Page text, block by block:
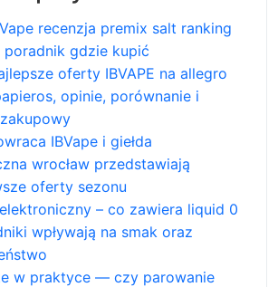
recenzja premix salt ranking
poradnik gdzie kupić
oferty IBVAPE na allegro
opinie, porównanie i
IBVape i giełda
wrocław przedstawiają
oferty sezonu
– co zawiera liquid 0
wpływają na smak oraz
w praktyce — czy parowanie